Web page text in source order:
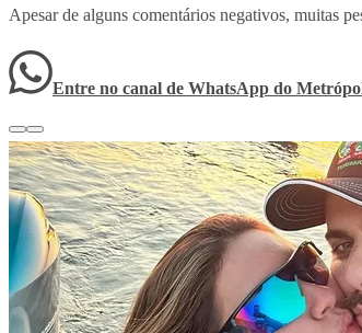
Apesar de alguns comentários negativos, muitas
Entre no canal de WhatsApp do